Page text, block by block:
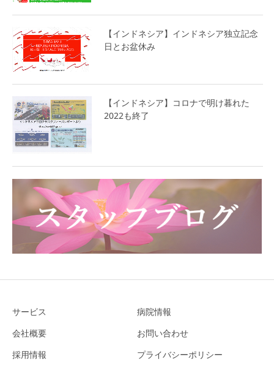
【インドネシア】インドネシア独立記念
日とお盆休み
【インドネシア】コロナで明け暮れた
2022も終了
サービス
病院情報
会社概要
お問い合わせ
採用情報
プライバシーポリシー